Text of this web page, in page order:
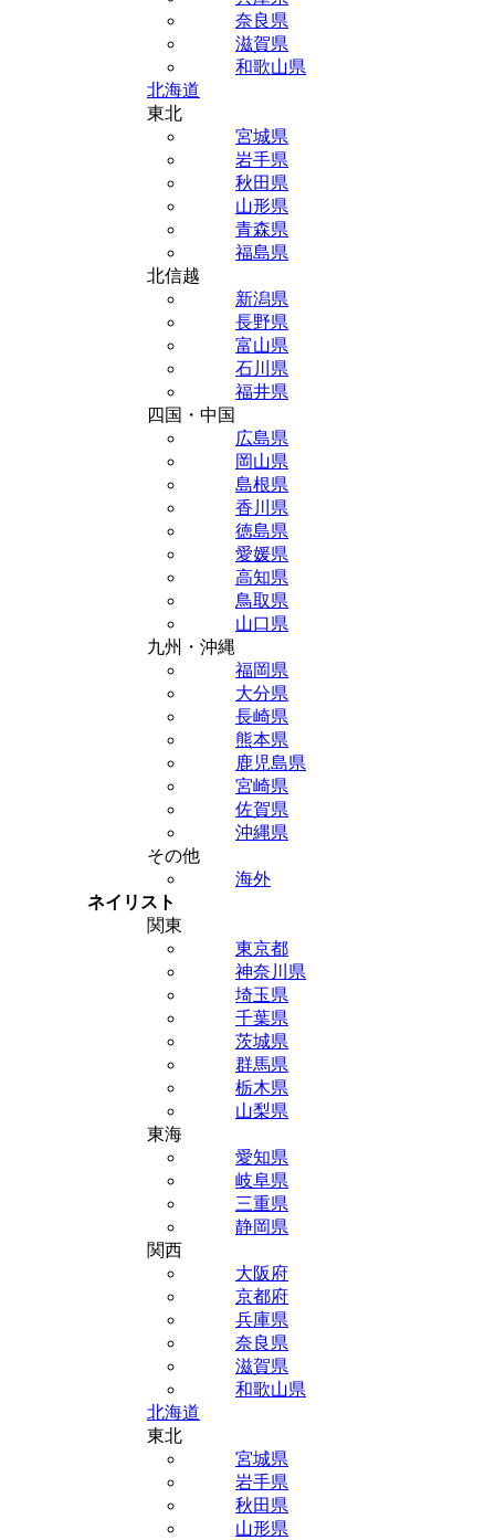
奈良県
滋賀県
和歌山県
北海道
東北
宮城県
岩手県
秋田県
山形県
青森県
福島県
北信越
新潟県
長野県
富山県
石川県
福井県
四国・中国
広島県
岡山県
島根県
香川県
徳島県
愛媛県
高知県
鳥取県
山口県
九州・沖縄
福岡県
大分県
長崎県
熊本県
鹿児島県
宮崎県
佐賀県
沖縄県
その他
海外
ネイリスト
関東
東京都
神奈川県
埼玉県
千葉県
茨城県
群馬県
栃木県
山梨県
東海
愛知県
岐阜県
三重県
静岡県
関西
大阪府
京都府
兵庫県
奈良県
滋賀県
和歌山県
北海道
東北
宮城県
岩手県
秋田県
山形県